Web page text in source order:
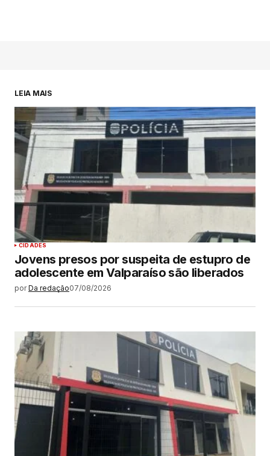
LEIA MAIS
CIDADES
Jovens presos por suspeita de estupro de
adolescente em Valparaíso são liberados
por Da redação07/08/2026